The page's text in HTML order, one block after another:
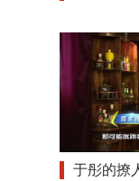
于彤的撩